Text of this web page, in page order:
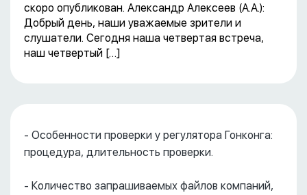
скоро опубликован. Александр Алексеев (А.А.):
Добрый день, наши уважаемые зрители и
слушатели. Сегодня наша четвертая встреча,
наш четвертый […]
- Особенности проверки у регулятора Гонконга:
процедура, длительность проверки.
- Количество запрашиваемых файлов компаний,